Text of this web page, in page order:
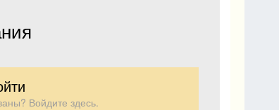
Войдите здесь.